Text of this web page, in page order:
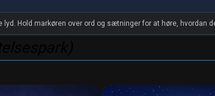
lyd. Hold markøren over ord og sætninger for at høre, hvordan